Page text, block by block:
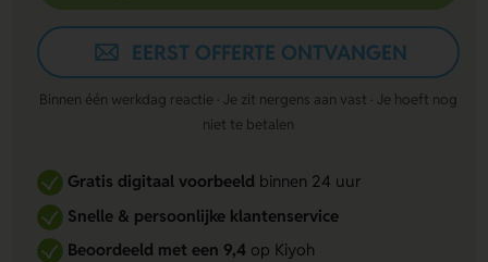
EERST OFFERTE ONTVANGEN
Binnen één werkdag reactie · Je zit nergens aan vast · Je hoeft nog
niet te betalen
Gratis digitaal voorbeeldbinnen 24 uur
Snelle & persoonlijke klantenservice
Beoordeeld met een 9,4op Kiyoh